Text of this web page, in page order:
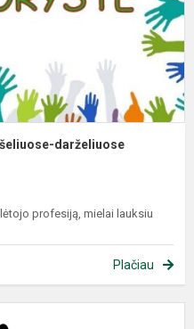
darželiuose
profesiją, mielai lauksiu
Plačiau